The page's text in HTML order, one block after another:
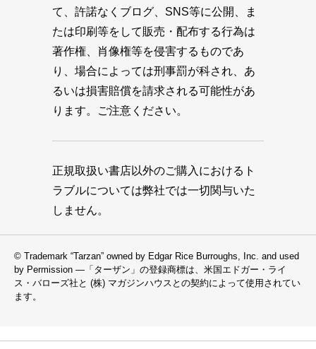
て、許諾なくブログ、SNS等に公開、ま
たは印刷等をして販売・配布する行為は
著作権、肖像権等を侵害するものであ
り、場合によっては刑事罰が科され、あ
るいは損害賠償を請求される可能性があ
ります。ご注意ください。
正規取扱い書店以外のご購入におけるト
ラブルについては弊社では一切関与いた
しません。
© Trademark “Tarzan” owned by Edgar Rice Burroughs, Inc. and used
by Permission —「ターザン」の登録商標は、米国エドガー・ライ
ス・バローズ社と (株) マガジンハウスとの契約によって使用されてい
ます。